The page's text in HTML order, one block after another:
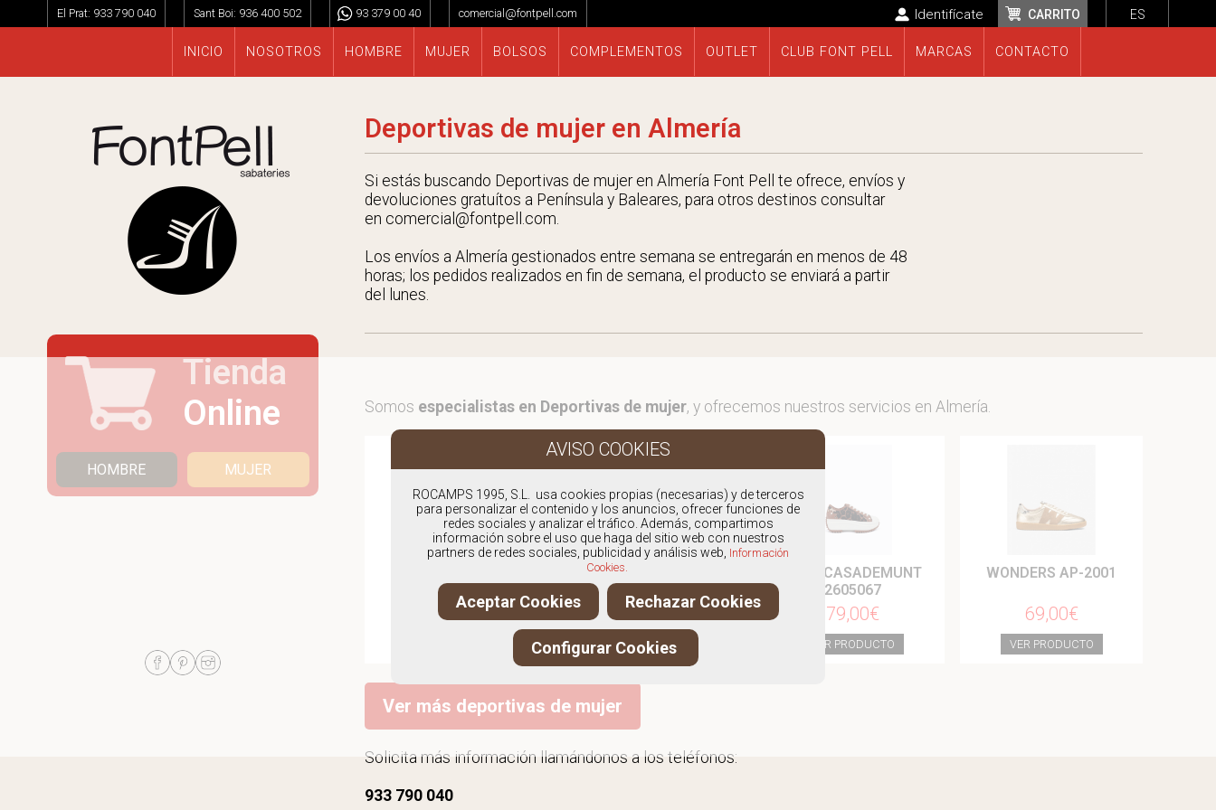
ES
El Prat: 933 790 040 Sant Boi: 936 400 502 93 379 00 40 comercial@fontpell.com CARRITO
Identifícate
INICIO NOSOTROS HOMBRE MUJER BOLSOS COMPLEMENTOS OUTLET CLUB FONT PELL MARCAS CONTACTO
Tienda
Online
HOMBRE MUJER
Deportivas de mujer en Almería
Si estás buscando Deportivas de mujer en Almería Font Pell te ofrece, envíos y
devoluciones gratuítos a Península y Baleares, para otros destinos consultar
en comercial@fontpell.com.
Los envíos a Almería gestionados entre semana se entregarán en menos de 48
horas; los pedidos realizados en fin de semana, el producto se enviará a partir
del lunes.
Somos especialistas en Deportivas de mujer, y ofrecemos nuestros servicios en Almería.
39,95€
CAMPER 201862
69,00€
VER PRODUCTO
LOLA CASADEMUNT
2605067
79,00€
VER PRODUCTO
WONDERS AP-2001
69,00€
VER PRODUCTO
Ver más deportivas de mujer
Solicita más información llamándonos a los teléfonos:
933 790 040
ROCAMPS 1995, S.L. usa cookies propias (necesarias) y de terceros
para personalizar el contenido y los anuncios, ofrecer funciones de
redes sociales y analizar el tráfico. Además, compartimos
información sobre el uso que haga del sitio web con nuestros
partners de redes sociales, publicidad y análisis web, Información
Cookies.
Aceptar Cookies Rechazar Cookies
Configurar Cookies